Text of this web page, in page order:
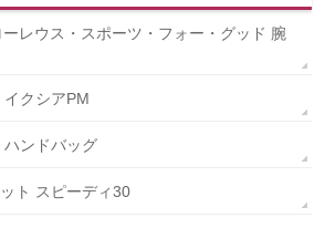
レウス・スポーツ・フォー・グッド 腕
クシアPM
ハンドバッグ
ト スピーディ30